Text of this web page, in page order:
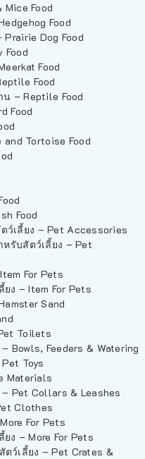
Food
Food
Dog Food
Food
Food
Food
น – Reptile Food
Food
Tortoise Food
Food
เลี้ยง – Pet Accessories
รับสัตว์เลี้ยง – Pet
For Pets
ง – Item For Pets
Sand
Toilets
Bowls, Feeders & Watering
Toys
Materials
Pet Collars & Leashes
Clothes
For Pets
ง – More For Pets
ว์เลี้ยง – Pet Crates &